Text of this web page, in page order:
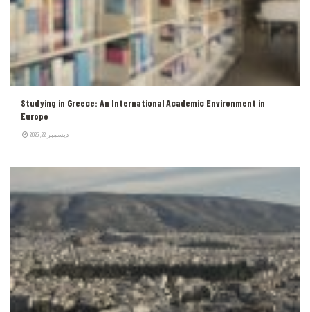
Studying in Greece: An International Academic Environment in
Europe
ديسمبر 22, 2025